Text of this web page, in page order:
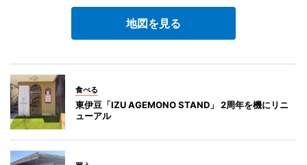
地図を見る
食べる
東伊豆「IZU AGEMONO STAND」 2周年を機にリニ
ューアル